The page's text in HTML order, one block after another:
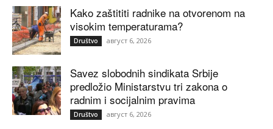
Kako zaštititi radnike na otvorenom na
visokim temperaturama?
Društvo август 6, 2026
Savez slobodnih sindikata Srbije
predložio Ministarstvu tri zakona o
radnim i socijalnim pravima
Društvo август 6, 2026